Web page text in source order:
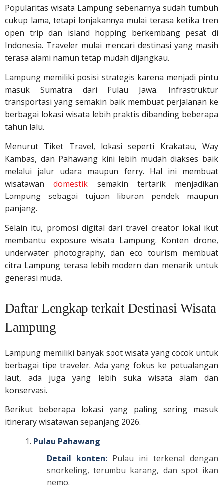
Popularitas wisata Lampung sebenarnya sudah tumbuh
cukup lama, tetapi lonjakannya mulai terasa ketika tren
open trip dan island hopping berkembang pesat di
Indonesia. Traveler mulai mencari destinasi yang masih
terasa alami namun tetap mudah dijangkau.
Lampung memiliki posisi strategis karena menjadi pintu
masuk Sumatra dari Pulau Jawa. Infrastruktur
transportasi yang semakin baik membuat perjalanan ke
berbagai lokasi wisata lebih praktis dibanding beberapa
tahun lalu.
Menurut Tiket Travel, lokasi seperti Krakatau, Way
Kambas, dan Pahawang kini lebih mudah diakses baik
melalui jalur udara maupun ferry. Hal ini membuat
wisatawandomestik semakin tertarik menjadikan
Lampung sebagai tujuan liburan pendek maupun
panjang.
Selain itu, promosi digital dari travel creator lokal ikut
membantu exposure wisata Lampung. Konten drone,
underwater photography, dan eco tourism membuat
citra Lampung terasa lebih modern dan menarik untuk
generasi muda.
Daftar Lengkap terkait Destinasi Wisata
Lampung
Lampung memiliki banyak spot wisata yang cocok untuk
berbagai tipe traveler. Ada yang fokus ke petualangan
laut, ada juga yang lebih suka wisata alam dan
konservasi.
Berikut beberapa lokasi yang paling sering masuk
itinerary wisatawan sepanjang 2026.
Pulau Pahawang
Detail konten: Pulau ini terkenal dengan
snorkeling, terumbu karang, dan spot ikan
nemo.